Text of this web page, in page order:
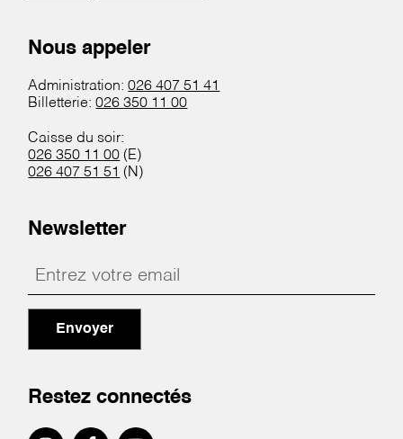
Nous appeler
Administration:026 407 51 41
Billetterie:026 350 11 00
Caisse du soir:
026 350 11 00 (E)
026 407 51 51 (N)
Newsletter
Envoyer
Restez connectés